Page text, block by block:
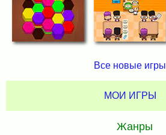
Все новые игры
МОИ ИГРЫ
Жанры